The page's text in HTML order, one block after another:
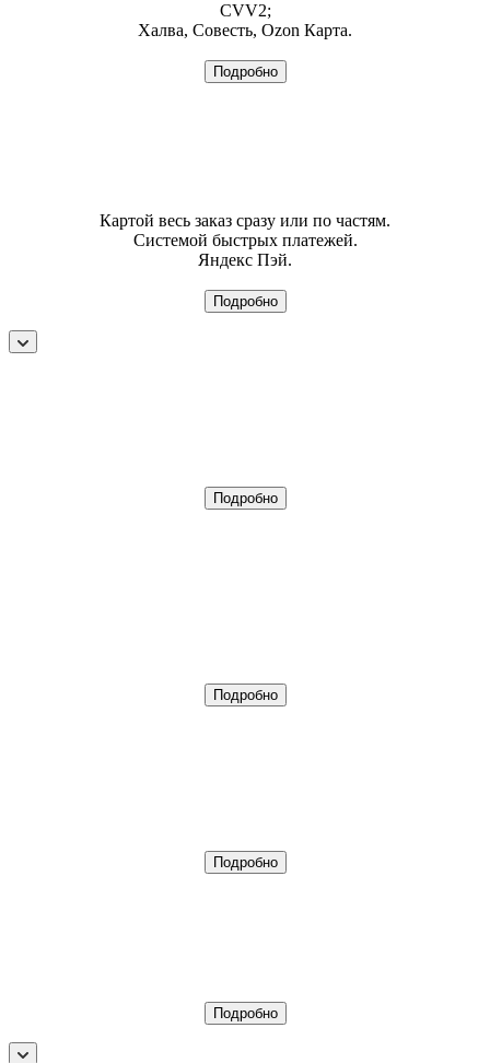
CVV2;
Халва, Совесть, Ozon Карта.
Подробно
Картой весь заказ сразу или по частям.
Системой быстрых платежей.
Яндекс Пэй.
Подробно
Подробно
Подробно
Подробно
Подробно